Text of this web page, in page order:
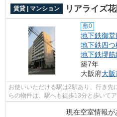
賃貸 | マンション リアライズ
敷0
地下鉄御堂
地下鉄四つ
地下鉄堺筋
築7年
大阪府大
お使いいただける駅は2駅あり、行き先
らの物件は、駅へも徒歩13分と歩いて
現在空室情報が